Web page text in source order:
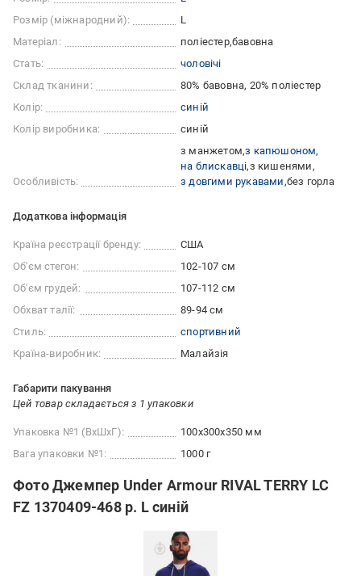
Розмір (міжнародний):
L
Матеріал:
поліестер бавовна
Стать:
чоловічі
Склад тканини:
80% бавовна, 20% поліестер
Колір:
синій
Колір виробника:
синій
Особливість:
з манжетом з капюшоном
на блискавці з кишенями
з довгими рукавами без горла
Додаткова інформація
Країна реєстрації бренду:
США
Об'єм стегон:
102-107 см
Об'єм грудей:
107-112 см
Обхват талії:
89-94 см
Стиль:
спортивний
Країна-виробник:
Малайзія
Габарити пакування
Цей товар складається з 1 упаковки
Упаковка №1 (ВхШхГ):
100x300x350 мм
Вага упаковки №1:
1000 г
Фото Джемпер Under Armour RIVAL TERRY LC
FZ 1370409-468 р. L синій